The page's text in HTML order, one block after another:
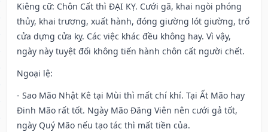
Kiêng cữ: Chôn Cất thì ĐẠI KỴ. Cưới gã, khai ngòi phóng
thủy, khai trương, xuất hành, đóng giường lót giường, trổ
cửa dựng cửa kỵ. Các việc khác đều không hay. Vì vậy,
ngày này tuyệt đối không tiến hành chôn cất người chết.
Ngoại lệ:
- Sao Mão Nhật Kê tại Mùi thì mất chí khí. Tại Ất Mão hay
Đinh Mão rất tốt. Ngày Mão Đăng Viên nên cưới gả tốt,
ngày Quý Mão nếu tạo tác thì mất tiền của.